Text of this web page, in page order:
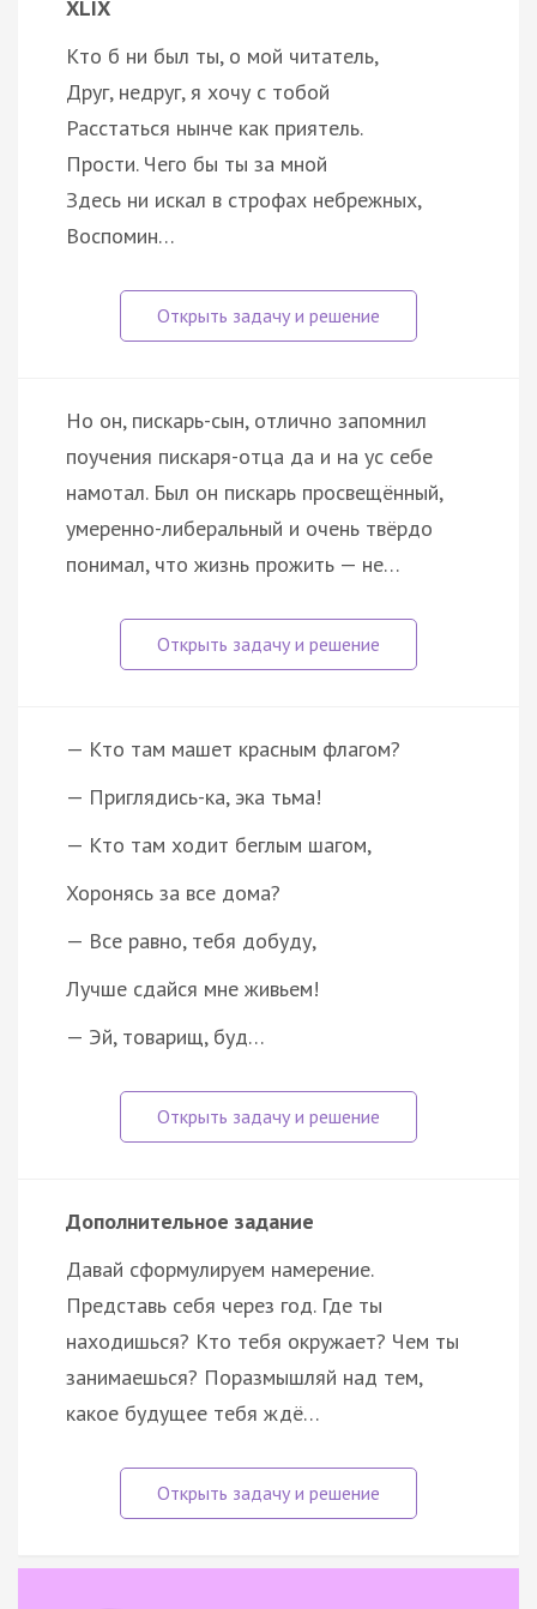
XLIX
Кто б ни был ты, о мой читатель,
Друг, недруг, я хочу с тобой
Расстаться нынче как приятель.
Прости. Чего бы ты за мной
Здесь ни искал в строфах небрежных,
Воспомин…
Но он, пискарь-сын, отлично запомнил
поучения пискаря-отца да и на ус себе
намотал. Был он пискарь просвещённый,
умеренно-либеральный и очень твёрдо
понимал, что жизнь прожить — не…
— Кто там машет красным флагом?
— Приглядись-ка, эка тьма!
— Кто там ходит беглым шагом,
Хоронясь за все дома?
— Все равно, тебя добуду,
Лучше сдайся мне живьем!
— Эй, товарищ, буд…
Дополнительное задание
Давай сформулируем намерение.
Представь себя через год. Где ты
находишься? Кто тебя окружает? Чем ты
занимаешься? Поразмышляй над тем,
какое будущее тебя ждё…